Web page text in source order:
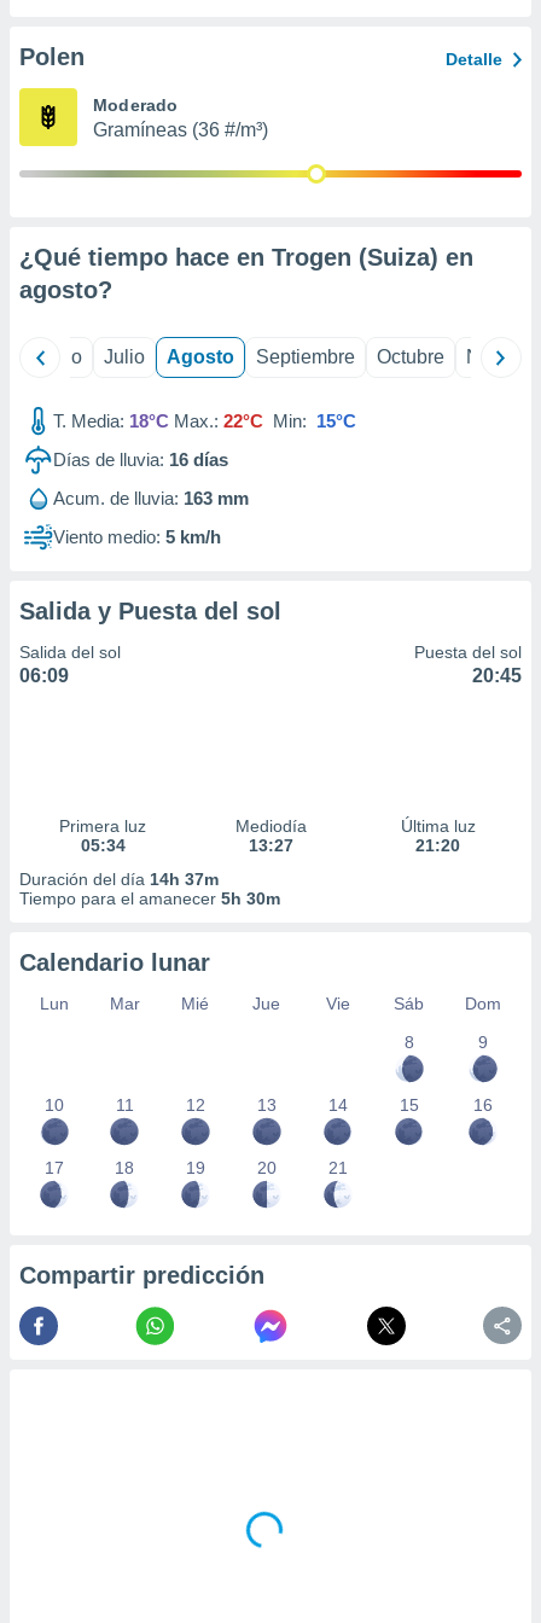
e
mediante
de
1199
Polen Detalle
Moderado
Gramíneas (36 #/m³)
¿Qué tiempo hace en Trogen (Suiza) en
agosto?
Junio Julio Agosto Septiembre Octubre
T. Media: 18°C Max.: 22°C Min: 15°C
Días de lluvia: 16 días
Acum. de lluvia: 163 mm
Viento medio: 5 km/h
Salida y Puesta del sol
Salida del sol
06:09
Puesta del sol
20:45
Primera luz
05:34
Mediodía
13:27
Última luz
21:20
Duración del día 14h 37m
Tiempo para el amanecer 5h 30m
Calendario lunar
Lun Mar Mié Jue Vie Sáb
Dom
8
9
10 11 12 13 14 15 16
17 18 19 20 21
Compartir predicción